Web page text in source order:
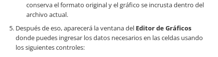
conserva el formato original y el gráfico se incrusta dentro del
archivo actual.
Después de eso, aparecerá la ventana del Editor de Gráficos
donde puedes ingresar los datos necesarios en las celdas usando
los siguientes controles: